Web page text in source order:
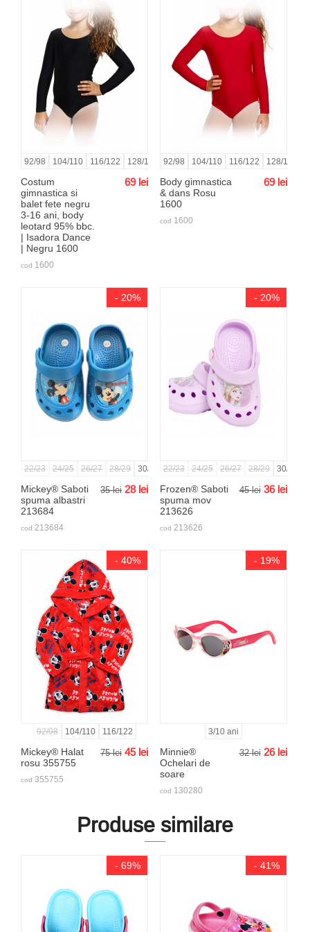
92/98 104/110 116/122 128/134 140/146 152/158 164/170 170/176
Costum
gimnastica si
balet fete negru
3-16 ani, body
leotard 95% bbc.
| Isadora Dance
| Negru 1600
69 lei
cod 1600
92/98 104/110 116/122 128/134
Body gimnastica
& dans Rosu
1600
69 lei
cod 1600
- 20%
22/23 24/25 26/27 28/29 30/31 32/33
Mickey® Saboti
spuma albastri
213684
35 lei 28 lei
cod 213684
- 20%
22/23 24/25 26/27 28/29 30/31
Frozen® Saboti
spuma mov
213626
45 lei 36 lei
cod 213626
- 40%
92/98 104/110 116/122
Mickey® Halat
rosu 355755
75 lei 45 lei
cod 355755
- 19%
3/10 ani
Minnie®
Ochelari de
soare
32 lei 26 lei
cod 130280
Produse similare
- 69% - 41%